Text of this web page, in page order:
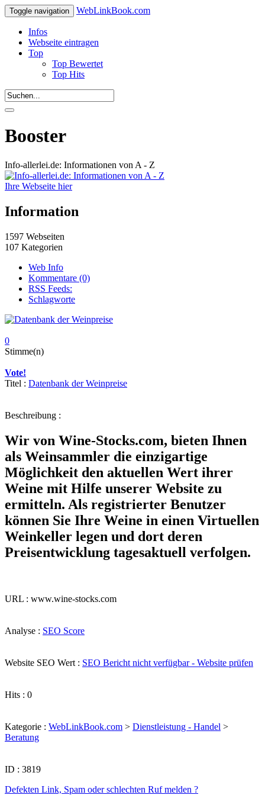
Toggle navigation WebLinkBook.com
Infos
Webseite eintragen
Top
Top Bewertet
Top Hits
Booster
Info-allerlei.de: Informationen von A - Z
Ihre Webseite hier
Information
1597 Webseiten
107 Kategorien
Web Info
Kommentare (0)
RSS Feeds:
Schlagworte
0
Stimme(n)
Vote!
Titel : Datenbank der Weinpreise
Beschreibung :
Wir von Wine-Stocks.com, bieten Ihnen
als Weinsammler die einzigartige
Möglichkeit den aktuellen Wert ihrer
Weine mit Hilfe unserer Website zu
ermitteln. Als registrierter Benutzer
können Sie Ihre Weine in einen Virtuellen
Weinkeller legen und dort deren
Preisentwicklung tagesaktuell verfolgen.
URL : www.wine-stocks.com
Analyse : SEO Score
Website SEO Wert : SEO Bericht nicht verfügbar - Website prüfen
Hits : 0
Kategorie : WebLinkBook.com > Dienstleistung - Handel >
Beratung
ID : 3819
Defekten Link, Spam oder schlechten Ruf melden ?